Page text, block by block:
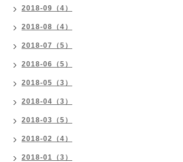
2018-09（4）
2018-08（4）
2018-07（5）
2018-06（5）
2018-05（3）
2018-04（3）
2018-03（5）
2018-02（4）
2018-01（3）